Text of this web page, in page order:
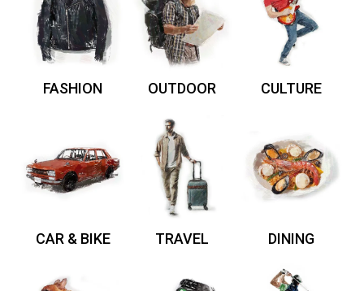
FASHION OUTDOOR CULTURE
CAR & BIKE TRAVEL DINING